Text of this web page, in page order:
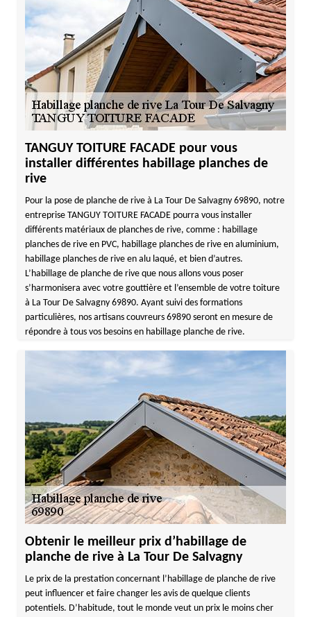
TANGUY TOITURE FACADE pour vous
installer différentes habillage planches de
rive
Pour la pose de planche de rive à La Tour De Salvagny 69890, notre
entreprise TANGUY TOITURE FACADE pourra vous installer
différents matériaux de planches de rive, comme : habillage
planches de rive en PVC, habillage planches de rive en aluminium,
habillage planches de rive en alu laqué, et bien d’autres.
L’habillage de planche de rive que nous allons vous poser
s’harmonisera avec votre gouttière et l’ensemble de votre toiture
à La Tour De Salvagny 69890. Ayant suivi des formations
particulières, nos artisans couvreurs 69890 seront en mesure de
répondre à tous vos besoins en habillage planche de rive.
Obtenir le meilleur prix d’habillage de
planche de rive à La Tour De Salvagny
Le prix de la prestation concernant l’habillage de planche de rive
peut influencer et faire changer les avis de quelque clients
potentiels. D’habitude, tout le monde veut un prix le moins cher